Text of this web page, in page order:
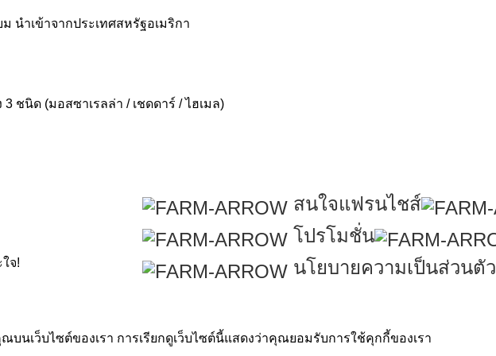
นำเข้าจากประเทศสหรัฐอเมริกา
ชนิด (มอสซาเรลล่า / เชดดาร์ / ไฮเมล)
จ!
สนใจแฟรนไชส์
โปรโมชั่น
นโยบายความเป็นส่วนตัว
นเว็บไซต์ของเรา การเรียกดูเว็บไซต์นี้แสดงว่าคุณยอมรับการใช้คุกกี้ของเรา